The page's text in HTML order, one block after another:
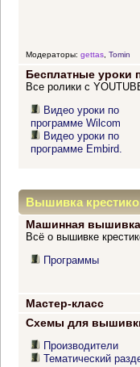
Модераторы: gettas, Tomin
Бесплатные уроки
Все ролики с
Видео уроки по
программе Wilcom
Видео уроки по
программе Embird.
Вышивка
Машинная вышивка
Всё о вышивке
Программы
Мастер-класс
Схемы для
Производители
Тематический